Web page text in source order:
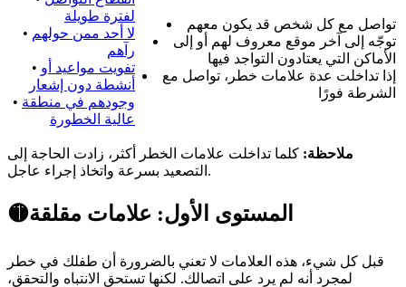
لفترة طويلة
• لا أحد ممن حولهم
رآهم
• تفويت مواعيد أو
أنشطة دون إشعار
• وجودهم في منطقة
عالية الخطورة
تواصل مع كل شخص قد يكون معهم
توجّه إلى آخر موقع معروف لهم أو إلى
الأماكن التي يعتادون التواجد فيها
إذا تداخلت عدة علامات خطر، تواصل مع
الشرطة فورًا
ملاحظة: كلما تداخلت علامات الخطر أكثر، زادت الحاجة إلى
التصعيد بسرعة واتخاذ إجراء عاجل.
🟡المستوى الأول: علامات مقلقة
قبل كل شيء، هذه العلامات لا تعني بالضرورة أن طفلك في خطر
لمجرد أنه لم يرد على اتصالك. لكنها تستحق الانتباه والتحقق،